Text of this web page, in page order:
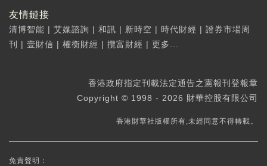
友情鏈接
清博智能 | 艾媒諮詢 | 和訊 | 新時空 | 時代財經 | 證券市場周
刊
| 壹財信 | 權衡財經 | 攬富財經 | 更多...
香港政府指定刊載法定通告之憲報刊登報章
Copyright © 1998 - 2026 財華控股有限公司
香港財華社版權所有,未經同意不得轉載。
免責聲明：